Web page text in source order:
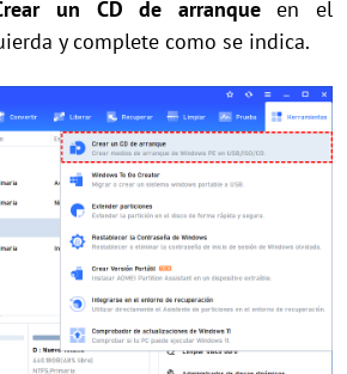
un CD de arranqueen el
y complete como se indica.